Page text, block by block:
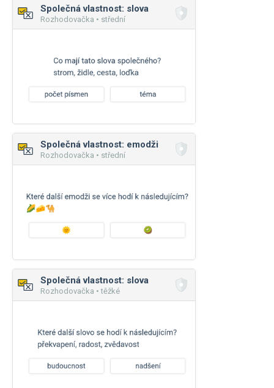
Společná vlastnost: slova
Rozhodovačka • střední
Společná vlastnost: emodži
Rozhodovačka • střední
Společná vlastnost: slova
Rozhodovačka • těžké